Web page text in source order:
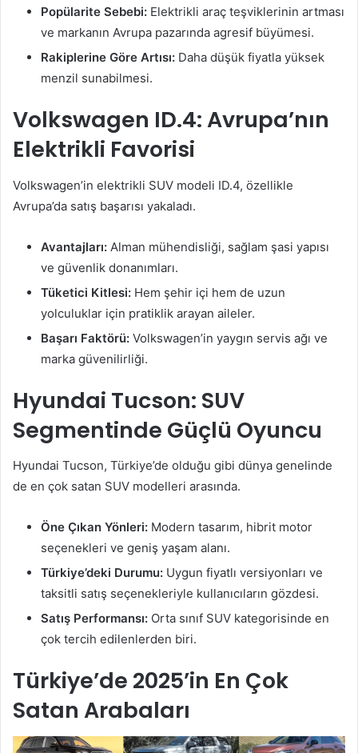
Popülarite Sebebi: Elektrikli araç teşviklerinin artması
ve markanın Avrupa pazarında agresif büyümesi.
Rakiplerine Göre Artısı: Daha düşük fiyatla yüksek
menzil sunabilmesi.
Volkswagen ID.4: Avrupa’nın
Elektrikli Favorisi
Volkswagen’in elektrikli SUV modeli ID.4, özellikle
Avrupa’da satış başarısı yakaladı.
Avantajları: Alman mühendisliği, sağlam şasi yapısı
ve güvenlik donanımları.
Tüketici Kitlesi: Hem şehir içi hem de uzun
yolculuklar için pratiklik arayan aileler.
Başarı Faktörü: Volkswagen’in yaygın servis ağı ve
marka güvenilirliği.
Hyundai Tucson: SUV
Segmentinde Güçlü Oyuncu
Hyundai Tucson, Türkiye’de olduğu gibi dünya genelinde
de en çok satan SUV modelleri arasında.
Öne Çıkan Yönleri: Modern tasarım, hibrit motor
seçenekleri ve geniş yaşam alanı.
Türkiye’deki Durumu: Uygun fiyatlı versiyonları ve
taksitli satış seçenekleriyle kullanıcıların gözdesi.
Satış Performansı: Orta sınıf SUV kategorisinde en
çok tercih edilenlerden biri.
Türkiye’de 2025’in En Çok
Satan Arabaları